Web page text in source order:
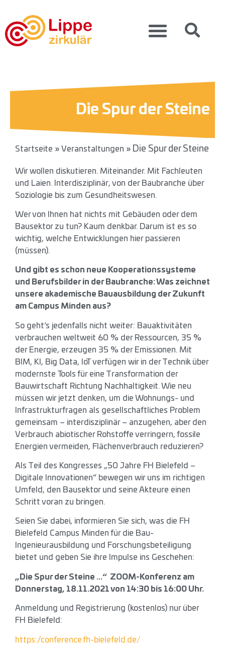
Die Spur der Steine
Startseite » Veranstaltungen » Die Spur der Steine
Wir wollen diskutieren. Miteinander. Mit Fachleuten
und Laien. Interdisziplinär, von der Baubranche über
Soziologie bis zum Gesundheitswesen.
Wer von Ihnen hat nichts mit Gebäuden oder dem
Bausektor zu tun? Kaum denkbar. Darum ist es so
wichtig, welche Entwicklungen hier passieren
(müssen).
Und gibt es schon neue Kooperationssysteme
und Berufsbilder in der Baubranche: Was zeichnet
unsere akademische Bauausbildung der Zukunft
am Campus Minden aus?
So geht‘s jedenfalls nicht weiter: Bauaktivitäten
verbrauchen weltweit 60 % der Ressourcen, 35 %
der Energie, erzeugen 35 % der Emissionen. Mit
BIM, KI, Big Data, IoT verfügen wir in der Technik über
modernste Tools für eine Transformation der
Bauwirtschaft Richtung Nachhaltigkeit. Wie neu
müssen wir jetzt denken, um die Wohnungs- und
Infrastrukturfragen als gesellschaftliches Problem
gemeinsam – interdisziplinär – anzugehen, aber den
Verbrauch abiotischer Rohstoffe verringern, fossile
Energien vermeiden, Flächenverbrauch reduzieren?
Als Teil des Kongresses „50 Jahre FH Bielefeld –
Digitale Innovationen“ bewegen wir uns im richtigen
Umfeld, den Bausektor und seine Akteure einen
Schritt voran zu bringen.
Seien Sie dabei, informieren Sie sich, was die FH
Bielefeld Campus Minden für die Bau-
Ingenieurausbildung und Forschungsbeteiligung
bietet und geben Sie ihre Impulse ins Geschehen:
„Die Spur der Steine …“ ZOOM-Konferenz am
Donnerstag, 18.11.2021 von 14:30 bis 16:00 Uhr.
Anmeldung und Registrierung (kostenlos) nur über
FH Bielefeld:
https://conference.fh-bielefeld.de/